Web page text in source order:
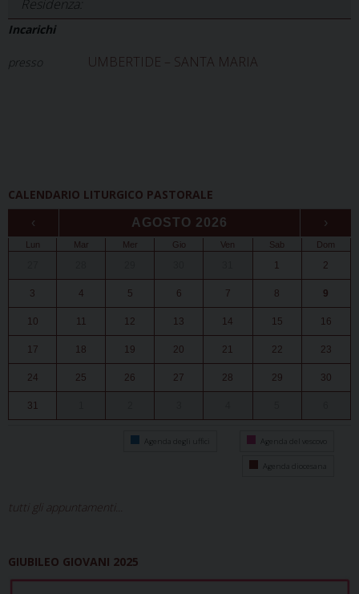
Residenza:
Incarichi
presso UMBERTIDE – SANTA MARIA
CALENDARIO LITURGICO PASTORALE
‹ AGOSTO 2026 ›
Lun Mar Mer Gio Ven Sab Dom
1 2
3 4 5 6 7 8 9
10 11 12 13 14 15 16
17 18 19 20 21 22 23
24 25 26 27 28 29 30
31
Agenda degli uffici Agenda del vescovo
Agenda diocesana
tutti gli appuntamenti...
GIUBILEO GIOVANI 2025